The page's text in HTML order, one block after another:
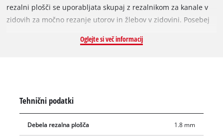
rezalni plošči se uporabljata skupaj z rezalnikom za kanale v
zidovih za močno rezanje utorov in žlebov v zidovini. Posebej
fine kamenine, marmor in granit. Diamantne rezalne plošče
diamantnih rezalnih plošč je 12.250 vrtljajev na minuto. V
mm in premera 125 m
Oglejte si več informacij
Tehnični podatki
Debela rezalna plošča 1.8 mm